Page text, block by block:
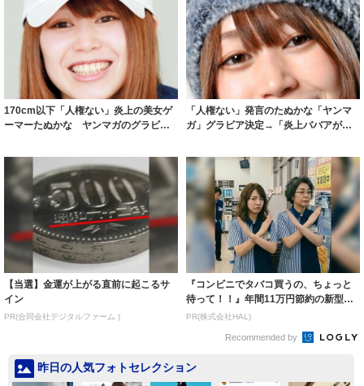
170cm以下「人権ない」炎上の美女ゲ
ーマーたぬかな ヤンマガのグラビア
「人権ない」発言のたぬかな「ヤンマ
ガ」グラビア決定→「炎上ババアが奪
【当選】金運が上がる直前に起こるサ
イン
PR(合同会社デジタルファーム )
『コンビニでタバコ買うの、ちょっと
待って！！』年間11万円節約の新型タ
バコ
PR(株式会社HAL)
Recommended by
昨日の人気フォトセレクション